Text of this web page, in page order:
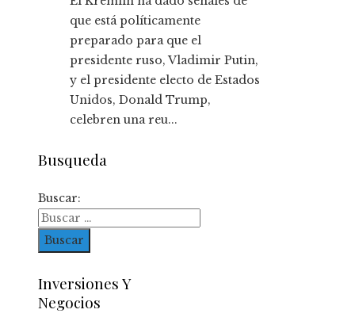
que está políticamente
preparado para que el
presidente ruso, Vladimir Putin,
y el presidente electo de Estados
Unidos, Donald Trump,
celebren una reu...
Busqueda
Buscar:
Inversiones Y
Negocios